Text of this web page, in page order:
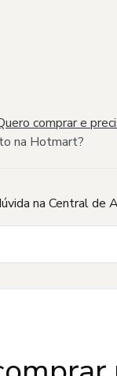
comprar e
na Hotmart?
na Central de